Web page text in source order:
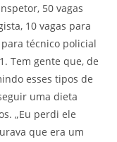
50 vagas
10 vagas para
técnico policial
Tem gente que, de
esses tipos de
uma dieta
„Eu perdi ele
que era um